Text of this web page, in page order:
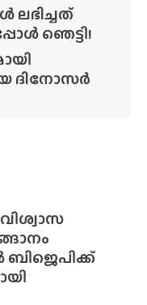
ലഭിച്ചത്
ഞെട്ടി!
ദിനോസർ